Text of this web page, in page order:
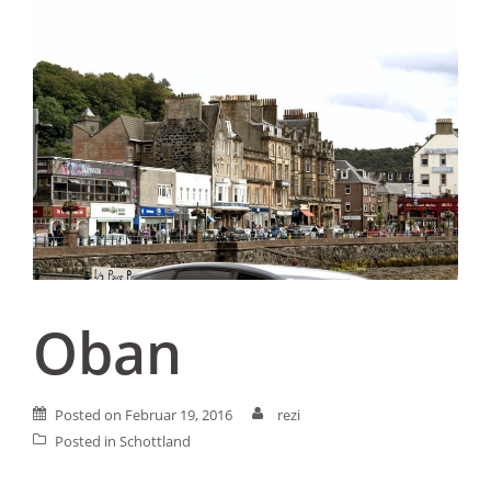
Oban
Posted on Februar 19, 2016
rezi
Posted in Schottland